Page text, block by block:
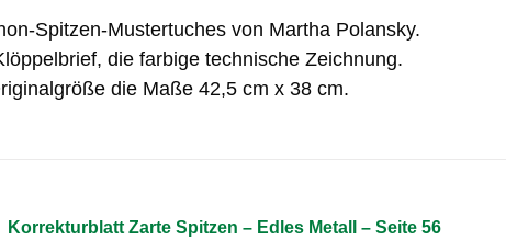
Spitzen-Mustertuches von Martha Polansky.
die farbige technische Zeichnung.
die Maße 42,5 cm x 38 cm.
Korrekturblatt Zarte Spitzen – Edles Metall – Seite 56